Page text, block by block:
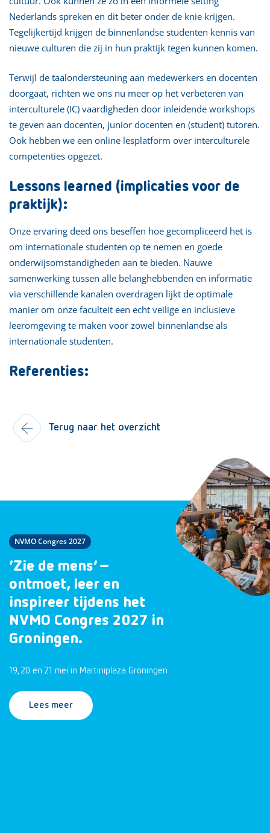
Nederlands spreken en dit beter onder de knie krijgen.
Tegelijkertijd krijgen de binnenlandse studenten kennis van
nieuwe culturen die zij in hun praktijk tegen kunnen komen.
Terwijl de taalondersteuning aan medewerkers en docenten
doorgaat, richten we ons nu meer op het verbeteren van
interculturele (IC) vaardigheden door inleidende workshops
te geven aan docenten, junior docenten en (student) tutoren.
Ook hebben we een online lesplatform over interculturele
competenties opgezet.
Lessons learned (implicaties voor de
praktijk):
Onze ervaring deed ons beseffen hoe gecompliceerd het is
om internationale studenten op te nemen en goede
onderwijsomstandigheden aan te bieden. Nauwe
samenwerking tussen alle belanghebbenden en informatie
via verschillende kanalen overdragen lijkt de optimale
manier om onze faculteit een echt veilige en inclusieve
leeromgeving te maken voor zowel binnenlandse als
internationale studenten.
Referenties:
Terug naar het overzicht
NVMO Congres 2027
‘Zie de mens’ –
ontmoet, leer en
inspireer tijdens het
NVMO Congres 2027 in
Groningen.
19, 20 en 21 mei in Martiniplaza Groningen
Lees meer